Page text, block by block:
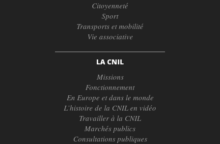
Citoyenneté
Sport
Transports et mobilité
Vie associative
LA CNIL
Missions
Fonctionnement
En Europe et dans le monde
L’histoire de la CNIL en vidéo
Travailler à la CNIL
Marchés publics
Consultations publiques